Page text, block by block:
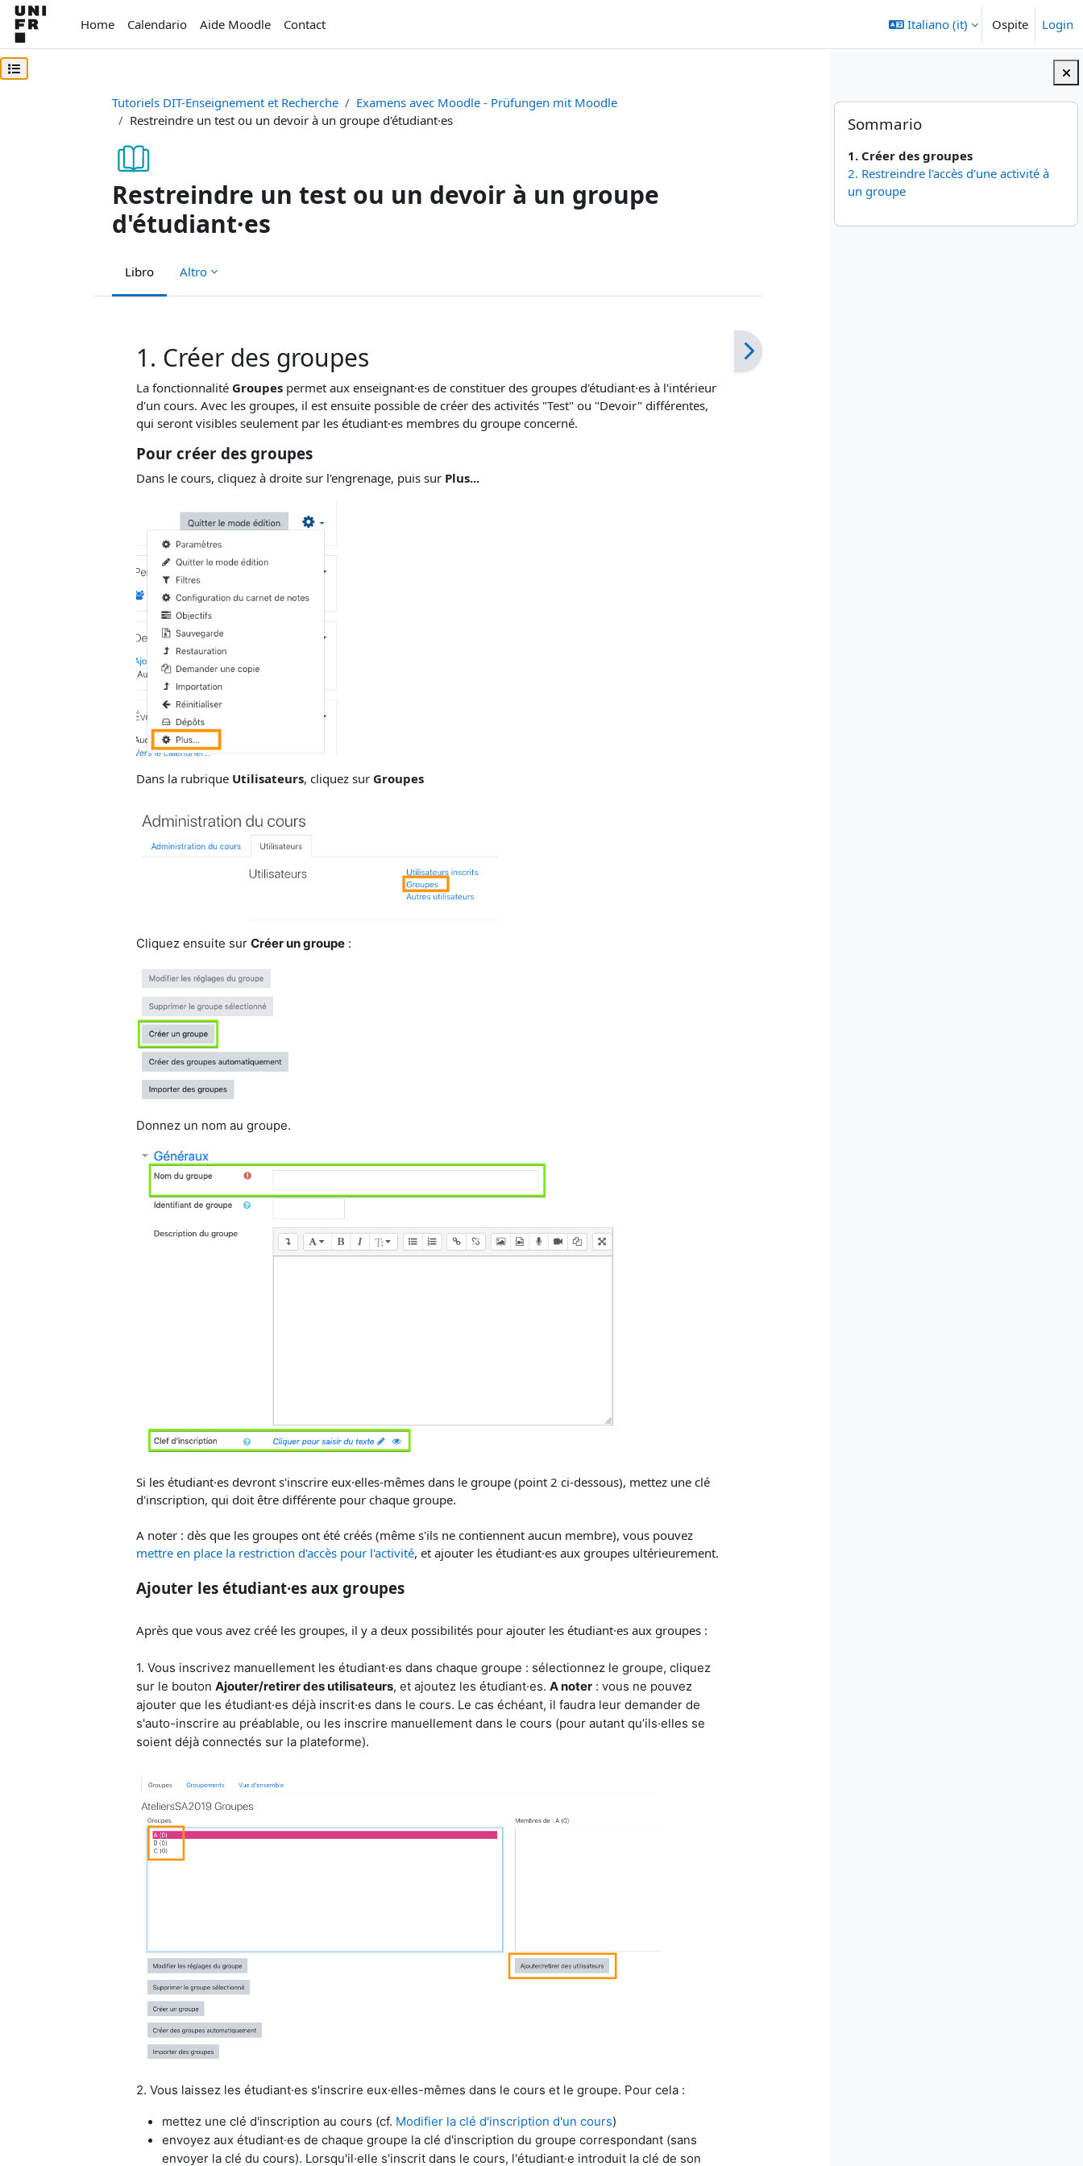
Vai al contenuto principale
Home
Calendario Aide Moodle Contact Italiano ‎(it)‎ Ospite Login
Blocchi
Salta Sommario
Sommario
1. Créer des groupes
2. Restreindre l'accès d'une activité à
un groupe
Apri indice del corso
Tutoriels DIT-Enseignement et Recherche
Examens avec Moodle - Prüfungen mit Moodle
Restreindre un test ou un devoir à un groupe d'étudiant·es
Restreindre un test ou un devoir à un groupe
d'étudiant·es
Libro Altro
1. Créer des groupes
La fonctionnalité Groupespermet aux enseignant·es de constituer des groupes d'étudiant·es à l'intérieur
d'un cours. Avec les groupes, il est ensuite possible de créer des activités "Test" ou "Devoir" différentes,
qui seront visibles seulement par les étudiant·es membres du groupe concerné.
Pour créer des groupes
Dans le cours, cliquez à droite sur l'engrenage, puis sur Plus...
Dans la rubrique Utilisateurs, cliquez sur Groupes
Cliquez ensuite sur Créer un groupe:
Donnez un nom au groupe.
Si les étudiant·es devront s'inscrire eux·elles-mêmes dans le groupe (point 2 ci-dessous), mettez une clé
d'inscription, qui doit être différente pour chaque groupe.
A noter : dès que les groupes ont été créés (même s'ils ne contiennent aucun membre), vous pouvez
mettre en place la restriction d'accès pour l'activité, et ajouter les étudiant·es aux groupes ultérieurement.
Ajouter les étudiant·es aux groupes
Après que vous avez créé les groupes, il y a deux possibilités pour ajouter les étudiant·es aux groupes :
1. Vous inscrivez manuellement les étudiant·es dans chaque groupe : sélectionnez le groupe, cliquez
sur le bouton Ajouter/retirer des utilisateurs, et ajoutez les étudiant·es. A noter: vous ne pouvez
ajouter que les étudiant·es déjà inscrit·es dans le cours. Le cas échéant, il faudra leur demander de
s'auto-inscrire au préablable, ou les inscrire manuellement dans le cours (pour autant qu’ils·elles se
soient déjà connectés sur la plateforme).
2. Vous laissez les étudiant·es s'inscrire eux·elles-mêmes dans le cours et le groupe. Pour cela :
mettez une clé d'inscription au cours (cf. Modifier la clé d'inscription d'un cours)
envoyezaux étudiant·es de chaque groupe la clé d'inscription du groupe correspondant (sans
envoyer la clé du cours). Lorsqu'il·elle s'inscrit dans le cours, l'étudiant·e introduit la clé de son